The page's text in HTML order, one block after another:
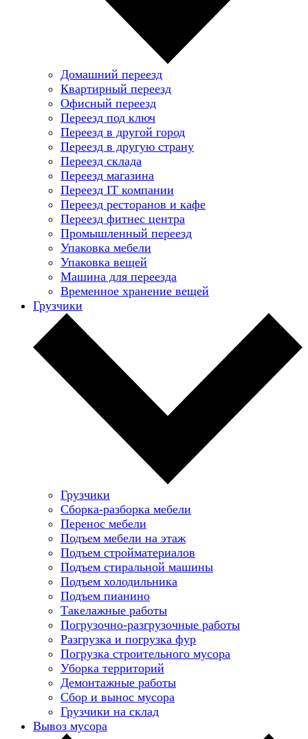
Домашний переезд
Квартирный переезд
Офисный переезд
Переезд под ключ
Переезд в другой город
Переезд в другую страну
Переезд склада
Переезд магазина
Переезд IT компании
Переезд ресторанов и кафе
Переезд фитнес центра
Промышленный переезд
Упаковка мебели
Упаковка вещей
Машина для переезда
Временное хранение вещей
Грузчики
Грузчики
Сборка-разборка мебели
Перенос мебели
Подъем мебели на этаж
Подъем стройматериалов
Подъем стиральной машины
Подъем холодильника
Подъем пианино
Такелажные работы
Погрузочно-разгрузочные работы
Разгрузка и погрузка фур
Погрузка строительного мусора
Уборка территорий
Демонтажные работы
Сбор и вынос мусора
Грузчики на склад
Вывоз мусора